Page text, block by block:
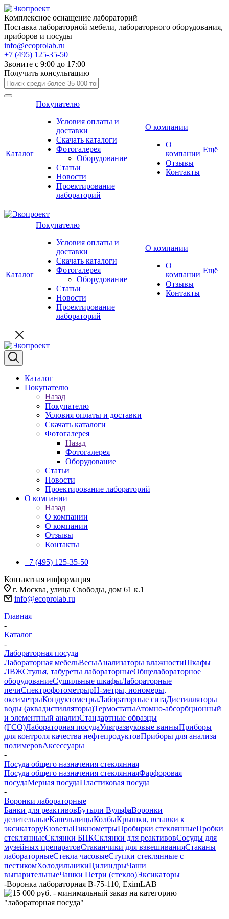
Комплексное оснащение лабораторий
Поставка лабораторной мебели, лабораторного оборудования,
приборов и посуды
info@ecoprolab.ru
+7 (495) 125-35-50
Звоните с 9:00 до 17:00
Получить консультацию
Каталог
Покупателю
Условия оплаты и
доставки
Скачать каталоги
Фотогалерея
Оборудование
Статьи
Новости
Проектирование
лабораторий
О компании
О
компании
Отзывы
Контакты
Ещё
Каталог
Покупателю
Условия оплаты и
доставки
Скачать каталоги
Фотогалерея
Оборудование
Статьи
Новости
Проектирование
лабораторий
О компании
О
компании
Отзывы
Контакты
Ещё
Каталог
Покупателю
Назад
Покупателю
Условия оплаты и доставки
Скачать каталоги
Фотогалерея
Назад
Фотогалерея
Оборудование
Статьи
Новости
Проектирование лабораторий
О компании
Назад
О компании
О компании
Отзывы
Контакты
+7 (495) 125-35-50
Контактная информация
г. Москва, улица Свободы, дом 61 к.1
info@ecoprolab.ru
Главная
-
Каталог
-
Лабораторная посуда
Лабораторная мебельВесыАнализаторы влажностиШкафы
ЛВЖСтулья, табуреты лабораторныеОбщелабораторное
оборудованиеСушильные шкафыЛабораторные
печиСпектрофотометрыpH-метры, иономеры,
оксиметрыКондуктометрыЛабораторные ситаДистилляторы
воды (аквадистилляторы)ТермостатыАтомно-абсорбционный
и элементный анализСтандартные образцы
(ГСО)Лабораторная посудаУльтразвуковые ванныПриборы
для контроля качества нефтепродуктовПриборы для анализа
полимеровАксессуары
-
Посуда общего назначения стеклянная
Посуда общего назначения стекляннаяФарфоровая
посудаМерная посудаПластиковая посуда
-
Воронки лабораторные
Банки для реактивовБутыли ВульфаВоронки
делительныеКапельницыКолбыКрышки, вставки к
эксикаторуКюветыПикнометрыПробирки стеклянныеПробки
стеклянныеСклянки БПКСклянки для реактивовСосуды для
музейных препаратовСтаканчики для взвешиванияСтаканы
лабораторныеСтекла часовыеСтупки стеклянные с
пестикомХолодильникиЦилиндрыЧаши
выпарительныеЧашки Петри (стекло)Эксикаторы
-Воронка лабораторная В-75-110, EximLAB